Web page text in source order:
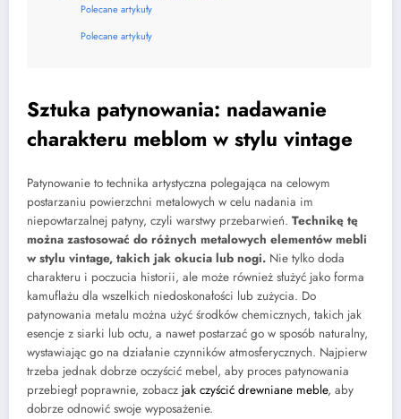
Polecane artykuły
Polecane artykuły
Sztuka patynowania: nadawanie
charakteru meblom w stylu vintage
Patynowanie to technika artystyczna polegająca na celowym
postarzaniu powierzchni metalowych w celu nadania im
niepowtarzalnej patyny, czyli warstwy przebarwień. Technikę tę
można zastosować do różnych metalowych elementów mebli
w stylu vintage, takich jak okucia lub nogi. Nie tylko doda
charakteru i poczucia historii, ale może również służyć jako forma
kamuflażu dla wszelkich niedoskonałości lub zużycia. Do
patynowania metalu można użyć środków chemicznych, takich jak
esencje z siarki lub octu, a nawet postarzać go w sposób naturalny,
wystawiając go na działanie czynników atmosferycznych. Najpierw
trzeba jednak dobrze oczyścić mebel, aby proces patynowania
przebiegł poprawnie, zobacz jak czyścić drewniane meble, aby
dobrze odnowić swoje wyposażenie.